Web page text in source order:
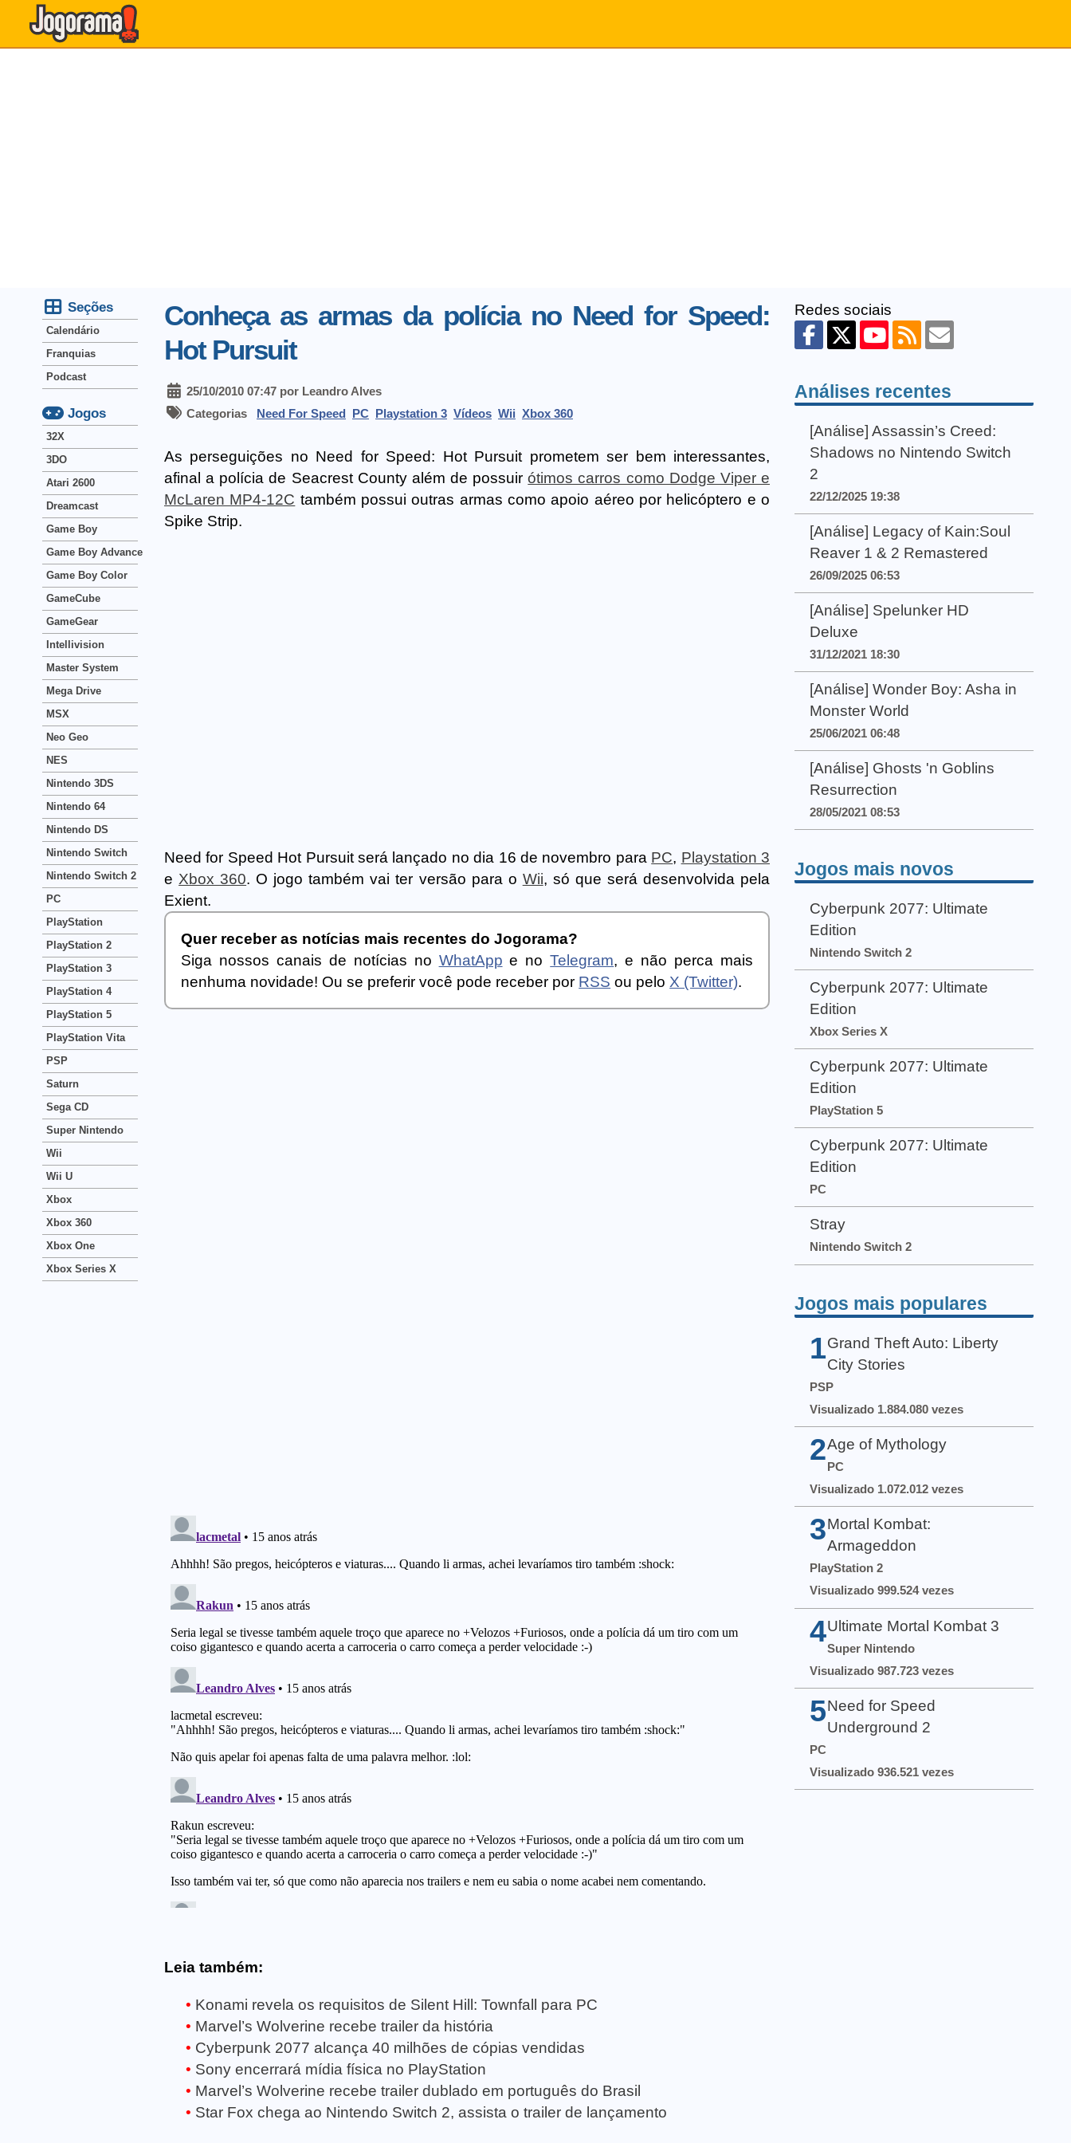
Conheça as armas da polícia no Need for Speed:
Hot Pursuit
25/10/2010 07:47 por Leandro Alves
Categorias Need For Speed PC Playstation 3 Vídeos Wii Xbox 360
As perseguições no Need for Speed: Hot Pursuit prometem ser bem interessantes,
afinal a polícia de Seacrest County além de possuirótimos carros como Dodge Viper e
McLaren MP4-12C também possui outras armas como apoio aéreo por helicóptero e o
Spike Strip.
Need for Speed Hot Pursuit será lançado no dia 16 de novembro para PC, Playstation 3
e Xbox 360. O jogo também vai ter versão para o Wii, só que será desenvolvida pela
Exient.
Quer receber as notícias mais recentes do Jogorama?
Siga nossos canais de notícias no WhatApp e noTelegram, e não perca mais
nenhuma novidade! Ou se preferir você pode receber por RSS ou pelo X (Twitter).
Leia também:
Konami revela os requisitos de Silent Hill: Townfall para PC
Marvel’s Wolverine recebe trailer da história
Cyberpunk 2077 alcança 40 milhões de cópias vendidas
Sony encerrará mídia física no PlayStation
Marvel’s Wolverine recebe trailer dublado em português do Brasil
Star Fox chega ao Nintendo Switch 2, assista o trailer de lançamento
Seções
Calendário
Franquias
Podcast
Jogos
32X
3DO
Atari 2600
Dreamcast
Game Boy
Game Boy Advance
Game Boy Color
GameCube
GameGear
Intellivision
Master System
Mega Drive
MSX
Neo Geo
NES
Nintendo 3DS
Nintendo 64
Nintendo DS
Nintendo Switch
Nintendo Switch 2
PC
PlayStation
PlayStation 2
PlayStation 3
PlayStation 4
PlayStation 5
PlayStation Vita
PSP
Saturn
Sega CD
Super Nintendo
Wii
Wii U
Xbox
Xbox 360
Xbox One
Xbox Series X
Redes sociais
Análises recentes
[Análise] Assassin’s Creed:
Shadows no Nintendo Switch
2
22/12/2025 19:38
[Análise] Legacy of Kain:Soul
Reaver 1 & 2 Remastered
26/09/2025 06:53
[Análise] Spelunker HD
Deluxe
31/12/2021 18:30
[Análise] Wonder Boy: Asha in
Monster World
25/06/2021 06:48
[Análise] Ghosts 'n Goblins
Resurrection
28/05/2021 08:53
Jogos mais novos
Cyberpunk 2077: Ultimate
Edition
Nintendo Switch 2
Cyberpunk 2077: Ultimate
Edition
Xbox Series X
Cyberpunk 2077: Ultimate
Edition
PlayStation 5
Cyberpunk 2077: Ultimate
Edition
PC
Stray
Nintendo Switch 2
Jogos mais populares
1 Grand Theft Auto: Liberty
City Stories
PSP
Visualizado 1.884.080 vezes
2Age of Mythology
PC
Visualizado 1.072.012 vezes
3 Mortal Kombat:
Armageddon
PlayStation 2
Visualizado 999.524 vezes
4 Ultimate Mortal Kombat 3
Super Nintendo
Visualizado 987.723 vezes
5 Need for Speed
Underground 2
PC
Visualizado 936.521 vezes